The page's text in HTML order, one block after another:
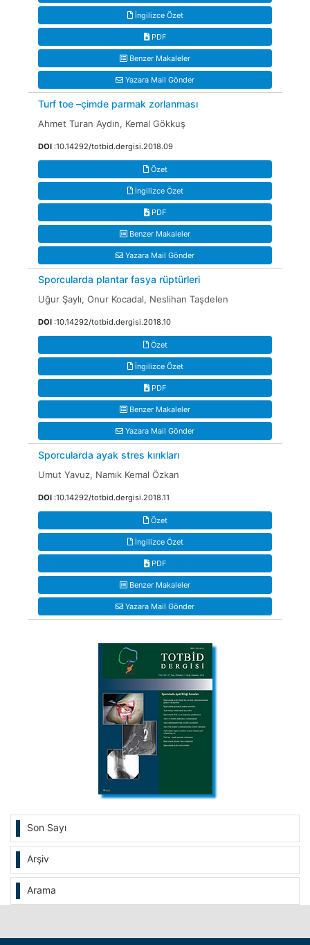
Son Sayı
Arşiv
Arama
İngilizce Özet
PDF
Benzer Makaleler
Yazara Mail Gönder
Turf toe –çimde parmak zorlanması
Ahmet Turan Aydın, Kemal Gökkuş
DOI :10.14292/totbid.dergisi.2018.09
Özet
İngilizce Özet
PDF
Benzer Makaleler
Yazara Mail Gönder
Sporcularda plantar fasya rüptürleri
Uğur Şaylı, Onur Kocadal, Neslihan Taşdelen
DOI :10.14292/totbid.dergisi.2018.10
Özet
İngilizce Özet
PDF
Benzer Makaleler
Yazara Mail Gönder
Sporcularda ayak stres kırıkları
Umut Yavuz, Namık Kemal Özkan
DOI :10.14292/totbid.dergisi.2018.11
Özet
İngilizce Özet
PDF
Benzer Makaleler
Yazara Mail Gönder